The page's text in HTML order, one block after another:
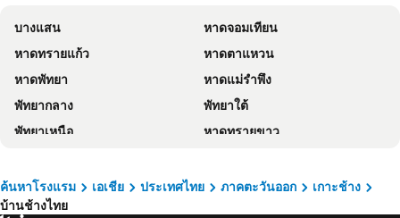
The Stage Koh Chang
The Retreat Koh Chang
Mac Resort Hotel
โรงแรมคุกกี้
Kohchang Cabana Big Hotel with swiming pool & Beach
The Gallery @ Koh Chang
Exotic Bungalows
Carpe Diem Guest House
Du Talay Hotel Koh Chang
Keeree Ele Resort
Lonely beach complex titanic hotel in beach shopping street markets ในศูนการค้าติดทะเล
Mam Kaibae Hotel
Bamboo @ Koh Chang
บางแสน
หาดจอมเทียน
หาดทรายแก้ว
หาดตาแหวน
หาดพัทยา
หาดแม่รำพึง
พัทยากลาง
พัทยาใต้
พัทยาเหนือ
หาดทรายขาว
สวนนงนุช
หาดแสม
เขาพระใหญ่
ค้นหาโรงแรม เอเชีย ประเทศไทย ภาคตะวันออก
เกาะช้าง
บ้านช้างไทย